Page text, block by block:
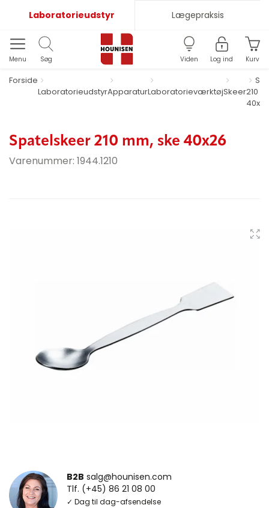
Laboratorieudstyr Lægepraksis
Menu Søg Viden Log ind Kurv
Forside
LaboratorieudstyrApparaturLaboratorieværktøjSkeer210
40x26
Spatelskeer 210 mm, ske 40x26
Varenummer: 1944.1210
B2B salg@hounisen.com
Tlf. (+45) 86 21 08 00
✓ Dag til dag-afsendelse